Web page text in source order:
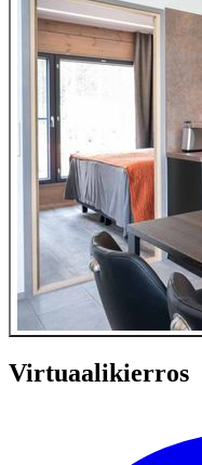
Virtuaalikierros